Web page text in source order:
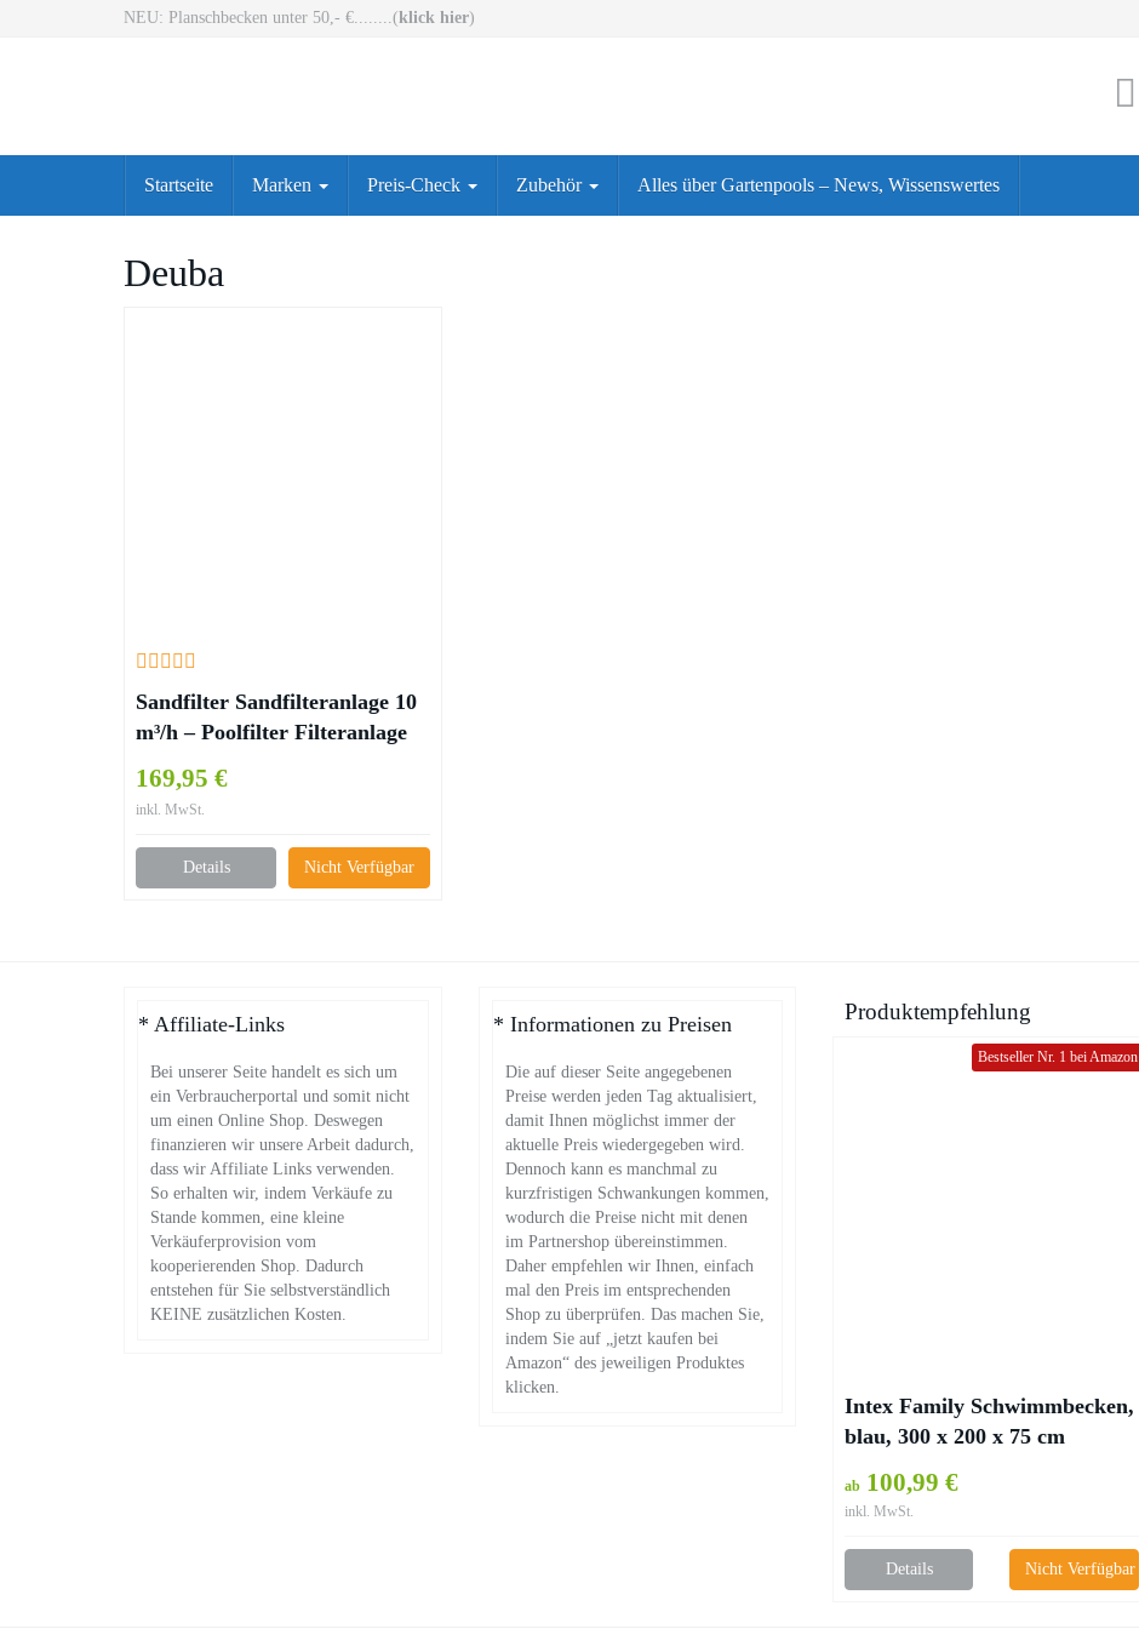
NEU: Planschbecken unter 50,- €........(klick hier)
Startseite Marken Preis-Check Zubehör Alles über Gartenpools – News, Wissenswertes
Deuba
Sandfilter Sandfilteranlage 10
m³/h – Poolfilter Filteranlage
169,95 €
inkl. MwSt.
Details Nicht Verfügbar
* Affiliate-Links
Bei unserer Seite handelt es sich um
ein Verbraucherportal und somit nicht
um einen Online Shop. Deswegen
finanzieren wir unsere Arbeit dadurch,
dass wir Affiliate Links verwenden.
So erhalten wir, indem Verkäufe zu
Stande kommen, eine kleine
Verkäuferprovision vom
kooperierenden Shop. Dadurch
entstehen für Sie selbstverständlich
KEINE zusätzlichen Kosten.
* Informationen zu Preisen
Die auf dieser Seite angegebenen
Preise werden jeden Tag aktualisiert,
damit Ihnen möglichst immer der
aktuelle Preis wiedergegeben wird.
Dennoch kann es manchmal zu
kurzfristigen Schwankungen kommen,
wodurch die Preise nicht mit denen
im Partnershop übereinstimmen.
Daher empfehlen wir Ihnen, einfach
mal den Preis im entsprechenden
Shop zu überprüfen. Das machen Sie,
indem Sie auf „jetzt kaufen bei
Amazon“ des jeweiligen Produktes
klicken.
Produktempfehlung
Bestseller Nr. 1 bei Amazon
Intex Family Schwimmbecken,
blau, 300 x 200 x 75 cm
ab 100,99 €
inkl. MwSt.
Details Nicht Verfügbar